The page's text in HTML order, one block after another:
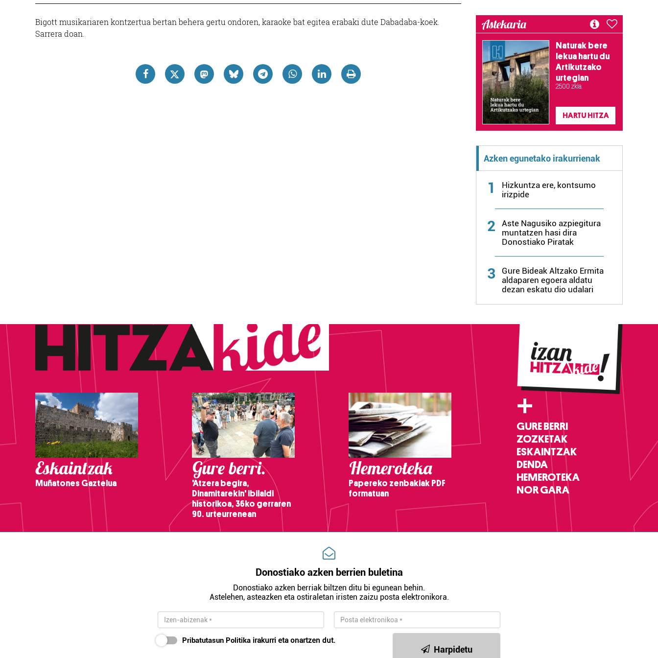
Bigott musikariaren kontzertua bertan behera gertu ondoren, karaoke bat egitea erabaki dute Dabadaba-koek.
Sarrera doan.
Astekaria
Naturak bere
lekua hartu du
Artikutzako
urtegian
2.500 zkia.
HARTU HITZA
Azken egunetako irakurrienak
1
Hizkuntza ere, kontsumo
irizpide
2
Aste Nagusiko azpiegitura
muntatzen hasi dira
Donostiako Piratak
3
Gure Bideak Altzako Ermita
aldaparen egoera aldatu
dezan eskatu dio udalari
Eskaintzak
Muñatones Gaztelua
Gure berri.
'Atzera begira,
Dinamitarekin' ibilaldi
historikoa, 36ko gerraren
90. urteurrenean
Hemeroteka
Papereko zenbakiak PDF
formatuan
+
GURE BERRI
ZOZKETAK
ESKAINTZAK
DENDA
HEMEROTEKA
NOR GARA
Donostiako azken berrien buletina
Donostiako azken berriak biltzen ditu bi egunean behin.
Astelehen, asteazken eta ostiraletan iristen zaizu posta elektronikora.
Pribatutasun Politika irakurri eta onartzen dut.
Harpidetu